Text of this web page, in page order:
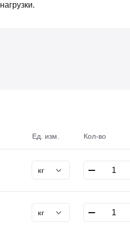
нагрузки.
Ед. изм. Кол-во
кг
кг